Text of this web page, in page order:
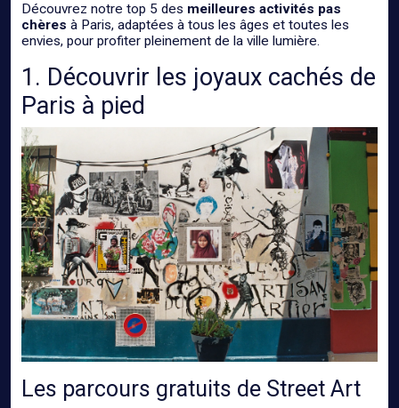
Découvrez notre top 5 des meilleures activités pas
chères à Paris, adaptées à tous les âges et toutes les
envies, pour profiter pleinement de la ville lumière.
1. Découvrir les joyaux cachés de
Paris à pied
Les parcours gratuits de Street Art